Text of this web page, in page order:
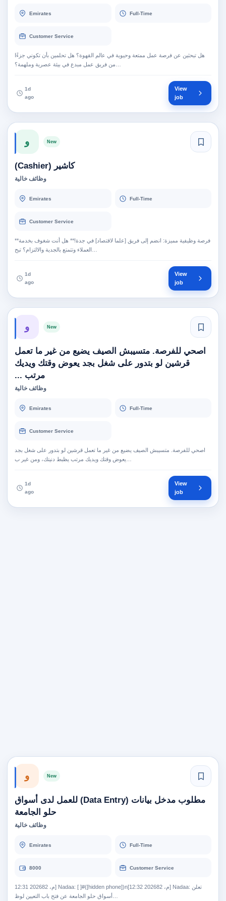
Emirates Full-Time
Customer Service
هل تبحثين عن فرصة عمل ممتعة وحيوية في عالم القهوة؟ هل تحلمين بأن تكوني جزءًا
1d
ago
View
job
و New
كاشير (Cashier)
وظائف خالية
Emirates Full-Time
Customer Service
**فرصة وظيفية مميزة: انضم إلى فريق [علما لاقتصاد] في جدة!** هل أنت شغوف بخدمة
1d
ago
View
job
و New
اصحي للفرصة. متسيبش الصيف يضيع من غير ما تعمل
قرشين لو بتدور على شغل بجد يعوض وقتك ويديك
مرتب ...
وظائف خالية
Emirates Full-Time
Customer Service
اصحي للفرصة. متسيبش الصيف يضيع من غير ما تعمل قرشين لو بتدور على شغل بجد
1d
ago
View
job
و New
مطلوب مدخل بيانات (Data Entry) للعمل لدى أسواق
حلو الجامعة
وظائف خالية
Emirates Full-Time
8000 Customer Service
12:31 م، 202682] Nadaa: [ ]#([hidden phone])n[12:32 م، 202682] Nadaa: تعلن